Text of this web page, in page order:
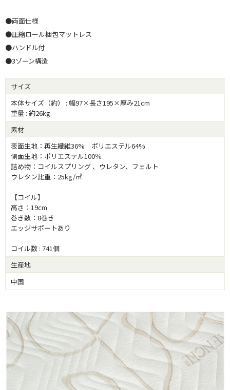
●両面仕様
●圧縮ロール梱包マットレス
●ハンドル付
●3ゾーン構造
サイズ
本体サイズ（約） : 幅97×長さ195×厚み21cm
重量 : 約26kg
素材
表面生地：再生繊維36% ポリエステル64%
側面生地：ポリエステル100％
詰め物：コイルスプリング 、ウレタン、フェルト
ウレタン比重：25kg/㎥
【コイル】
高さ：19cm
巻き数：8巻き
エッジサポートあり
コイル数 : 741個
生産地
中国